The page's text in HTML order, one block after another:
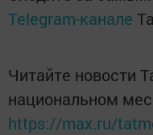
Telegram-канале
Читайте новости
национальном
https://max.ru/